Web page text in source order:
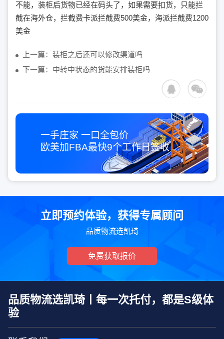
不能，装柜后货物已经在码头了，如果需要扣货，只能拦
截在海外仓，拦截费卡派拦截费500美金，海派拦截费1200
美金
上一篇：装柜之后还可以修改渠道吗
下一篇：中转中状态的货能安排装柜吗
一手庄家 一口全包价
欧美加FBA最快9个工作日签收
立即预约体验，获得专属顾问
品质物流选凯琦
免费获取报价
品质物流选凯琦丨每一次托付，都是S级体
验